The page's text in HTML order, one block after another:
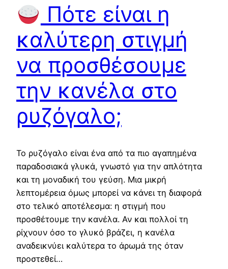
Πότε είναι η
καλύτερη στιγμή
να προσθέσουμε
την κανέλα στο
ρυζόγαλο;
Το ρυζόγαλο είναι ένα από τα πιο αγαπημένα
παραδοσιακά γλυκά, γνωστό για την απλότητα
και τη μοναδική του γεύση. Μια μικρή
λεπτομέρεια όμως μπορεί να κάνει τη διαφορά
στο τελικό αποτέλεσμα: η στιγμή που
προσθέτουμε την κανέλα. Αν και πολλοί τη
ρίχνουν όσο το γλυκό βράζει, η κανέλα
αναδεικνύει καλύτερα το άρωμά της όταν
προστεθεί…